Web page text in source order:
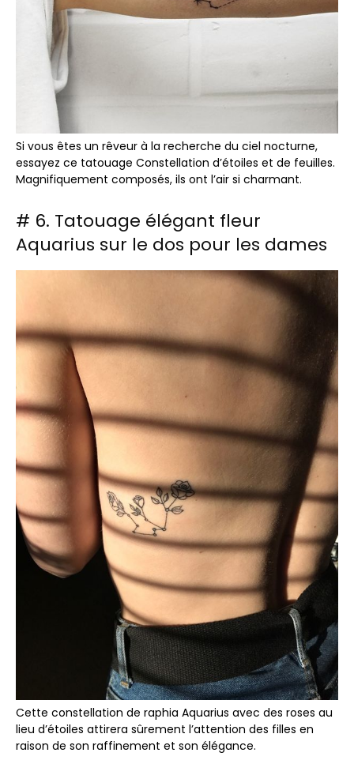
Si vous êtes un rêveur à la recherche du ciel nocturne,
essayez ce tatouage Constellation d’étoiles et de feuilles.
Magnifiquement composés, ils ont l’air si charmant.
# 6. Tatouage élégant fleur
Aquarius sur le dos pour les dames
Cette constellation de raphia Aquarius avec des roses au
lieu d’étoiles attirera sûrement l’attention des filles en
raison de son raffinement et son élégance.